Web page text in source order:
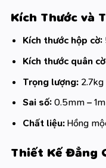
Kích Thước và
Kích thước hộp cờ:
Kích thước quân
Trọng lượng: 2.7kg
Sai số:0.5mm –
Chất liệu:Hồng
Thiết Kế Đẳng